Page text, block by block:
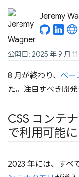
Jeremy
公開日: 2025 年 9 月 11
8 月が終わり、 ベー
た。注目すべき開発
CSS コンテ
で利用可能
2023 年には、すべ